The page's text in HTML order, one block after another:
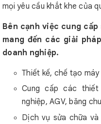
mọi yêu cầu khắt khe của
Bên cạnh việc cung cấp
mang đến các giải
doanh nghiệp.
Thiết kế, chế tạo
Cung cấp các
nghiệp, AGV, băng
Dịch vụ sửa chữa